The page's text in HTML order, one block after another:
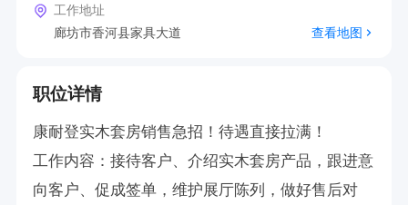
工作地址
廊坊市香河县家具大道
查看地图
职位详情
康‮登耐‬实木‮房套‬销售急招！待‮直遇‬接拉满！
工作内容：接待客户、介绍实木套房产品，跟进意
向客户、促成签单，维护展厅陈列，做好售后对